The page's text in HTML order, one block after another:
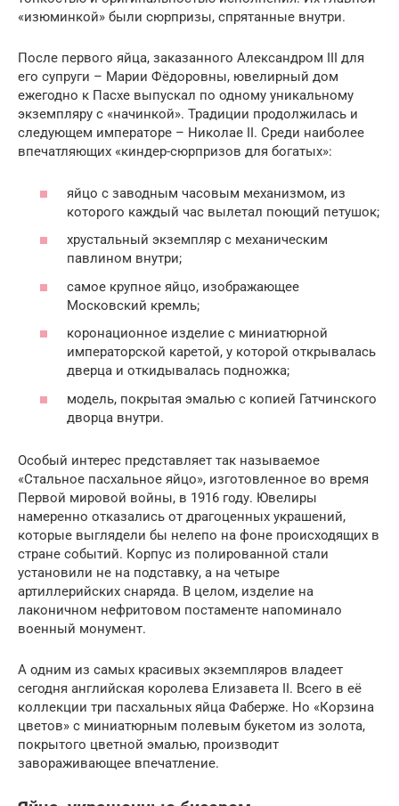
«изюминкой» были сюрпризы, спрятанные внутри.
После первого яйца, заказанного Александром III для
его супруги – Марии Фёдоровны, ювелирный дом
ежегодно к Пасхе выпускал по одному уникальному
экземпляру с «начинкой». Традиции продолжилась и
следующем императоре – Николае II. Среди наиболее
впечатляющих «киндер-сюрпризов для богатых»:
яйцо с заводным часовым механизмом, из
которого каждый час вылетал поющий петушок;
хрустальный экземпляр с механическим
павлином внутри;
самое крупное яйцо, изображающее
Московский кремль;
коронационное изделие с миниатюрной
императорской каретой, у которой открывалась
дверца и откидывалась подножка;
модель, покрытая эмалью с копией Гатчинского
дворца внутри.
Особый интерес представляет так называемое
«Стальное пасхальное яйцо», изготовленное во время
Первой мировой войны, в 1916 году. Ювелиры
намеренно отказались от драгоценных украшений,
которые выглядели бы нелепо на фоне происходящих в
стране событий. Корпус из полированной стали
установили не на подставку, а на четыре
артиллерийских снаряда. В целом, изделие на
лаконичном нефритовом постаменте напоминало
военный монумент.
А одним из самых красивых экземпляров владеет
сегодня английская королева Елизавета II. Всего в её
коллекции три пасхальных яйца Фаберже. Но «Корзина
цветов» с миниатюрным полевым букетом из золота,
покрытого цветной эмалью, производит
завораживающее впечатление.